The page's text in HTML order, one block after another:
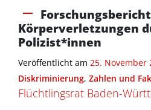
Körperverletzungen
Polizist*innen
Veröffentlicht am 25. November
Diskriminierung, Zahlen und
Flüchtlingsrat Baden-